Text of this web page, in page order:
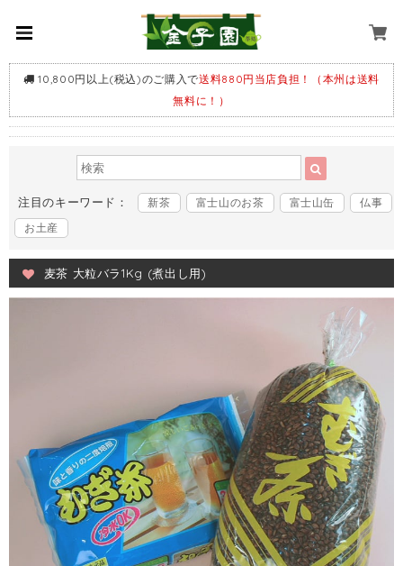
10,800円以上(税込)のご購入で送料880円当店負担！（本州は送料
無料に！）
注目のキーワード： 新茶 富士山のお茶 富士山缶
仏事
お土産
麦茶 大粒バラ1Kg (煮出し用)